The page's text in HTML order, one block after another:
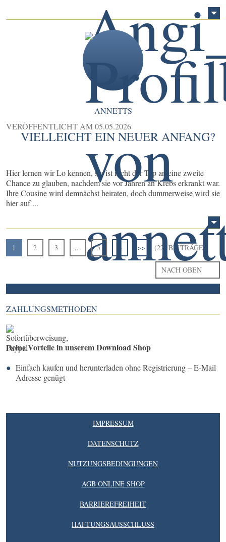
ANNETTS
VERÖFFENTLICHT AM05.05.2026
VIELLEICHT EIN NEUER ANFANG?
Hier lernen wir Lo kennen, sie ist nicht der Typ an eine zweite
Chance zu glauben, nachdem sie vor Jahren an Krebs erkrankt war.
Ihre Cousine wird demnächst heiraten, doch dummerweise wird sie
hier auf ...
1 2 3 … 5 > >> (22) BEITRÄGE
NACH OBEN
ZAHLUNGSMETHODEN
Deine Vorteile in unserem Download Shop
Einfach kaufen und herunterladen ohne Registrierung – E-Mail
Adresse genügt
IMPRESSUM
DATENSCHUTZ
NUTZUNGSBEDINGUNGEN
AGB ONLINE SHOP
BARRIEREFREIHEIT
HAFTUNGSAUSSCHLUSS